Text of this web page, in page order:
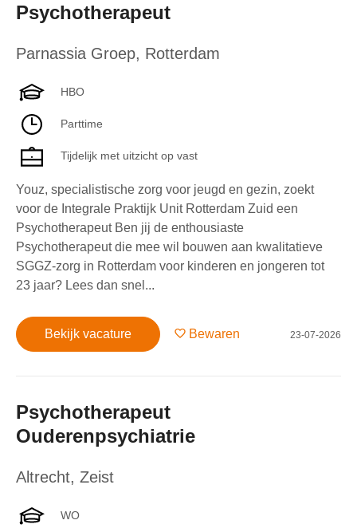
Psychotherapeut
Parnassia Groep, Rotterdam
HBO
Parttime
Tijdelijk met uitzicht op vast
Youz, specialistische zorg voor jeugd en gezin, zoekt
voor de Integrale Praktijk Unit Rotterdam Zuid een
Psychotherapeut Ben jij de enthousiaste
Psychotherapeut die mee wil bouwen aan kwalitatieve
SGGZ-zorg in Rotterdam voor kinderen en jongeren tot
23 jaar? Lees dan snel...
Bekijk vacature Bewaren 23-07-2026
Psychotherapeut
Ouderenpsychiatrie
Altrecht, Zeist
WO